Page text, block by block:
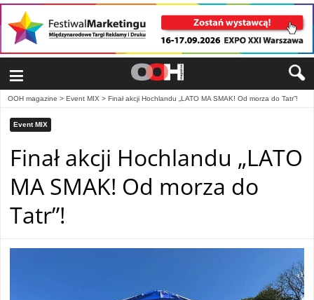
≡
OOH magazine > Event MIX > Finał akcji Hochlandu „LATO MA SMAK! Od morza do Tatr”!
Event MIX
Finał akcji Hochlandu „LATO
MA SMAK! Od morza do
Tatr”!